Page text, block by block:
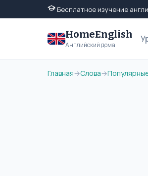
Бесплатное изучение
HomeEnglish
Английский дома
Главная→Слова→